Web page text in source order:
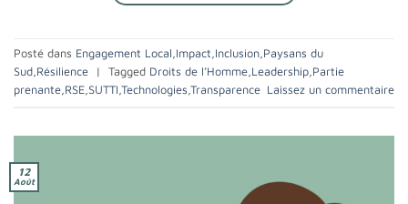
Posté dans Engagement Local,Impact,Inclusion,Paysans du
Sud,Résilience | Tagged Droits de l’Homme,Leadership,Partie
prenante,RSE,SUTTI,Technologies,Transparence Laissez un commentaire
12
Août